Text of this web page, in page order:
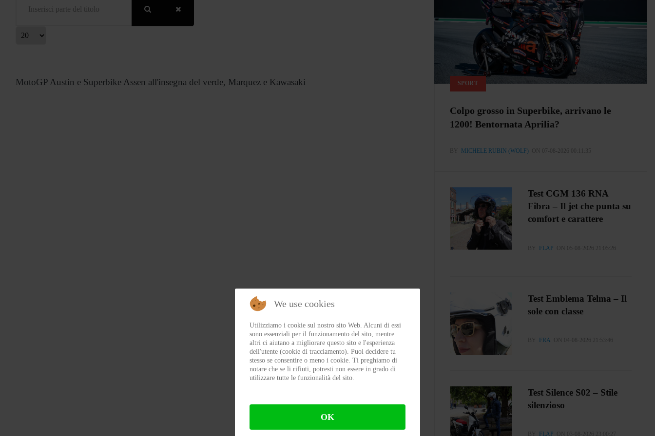
MotoGP Austin e Superbike Assen all'insegna del verde, Marquez e Kawasaki SPORT
Colpo grosso in Superbike, arrivano le
1200! Bentornata Aprilia?
BY MICHELE RUBIN (WOLF) ON 07-08-2026 00:11:35
Test CGM 136 RNA
Fibra – Il jet che punta su
comfort e carattere
BY FLAP ON 05-08-2026 21:05:26
Test Emblema Telma – Il
sole con classe
BY FRA ON 04-08-2026 21:53:46
Test Silence S02 – Stile
silenzioso
BY FLAP ON 03-08-2026 23:00:27
We use cookies
Utilizziamo i cookie sul nostro sito Web. Alcuni di essi
sono essenziali per il funzionamento del sito, mentre
altri ci aiutano a migliorare questo sito e l'esperienza
dell'utente (cookie di tracciamento). Puoi decidere tu
stesso se consentire o meno i cookie. Ti preghiamo di
notare che se li rifiuti, potresti non essere in grado di
utilizzare tutte le funzionalità del sito.
OK